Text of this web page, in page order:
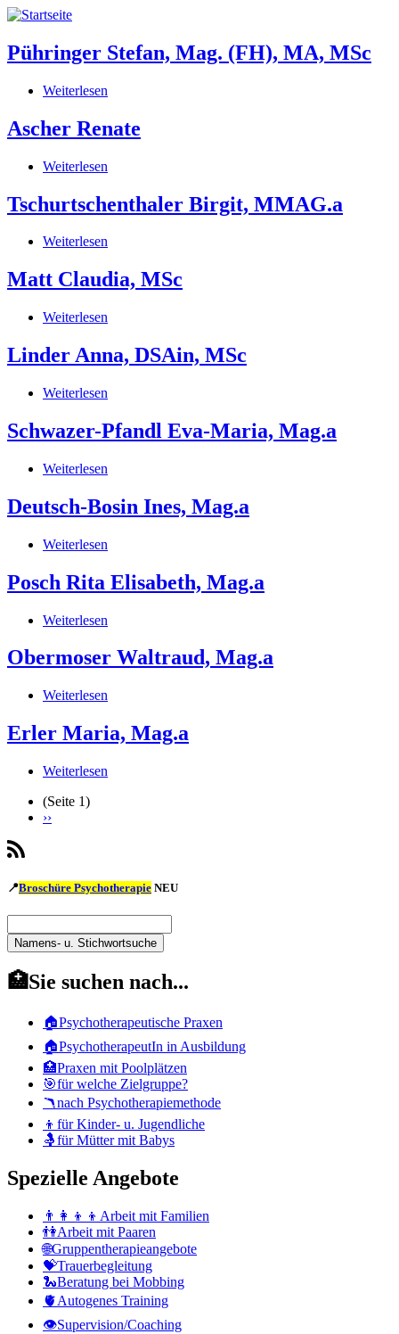
Direkt
Inhalt
Pühringer Stefan, Mag. (FH), MA, MSc
Weiterlesen
Stefan,
Mag.
Ascher Renate
Weiterlesen
Renate
Tschurtschenthaler Birgit, MMAG.a
Weiterlesen
Birgit,
MMAG.a
Matt Claudia, MSc
Weiterlesen
Claudia,
MSc
Linder Anna, DSAin, MSc
Weiterlesen
Anna,
DSAin,
Schwazer-Pfandl Eva-Maria, Mag.a
Weiterlesen
Pfandl
Eva-
Deutsch-Bosin Ines, Mag.a
Weiterlesen
Bosin
Ines,
Posch Rita Elisabeth, Mag.a
Weiterlesen
Rita
Elisabeth,
Obermoser Waltraud, Mag.a
Weiterlesen
Waltraud,
Mag.a
Erler Maria, Mag.a
Weiterlesen
Seitennummerierung
(Seite 1)
Nächste
››
u.
Jugendlichenpsychotherapie
abonnieren
📍Broschüre Psychotherapie NEU
Namens-
u.
Stichwortsuche
u.
Stichwortsuche
🏥Sie suchen nach...
🏠Psychotherapeutische Praxen
🏠PsychotherapeutIn in Ausbildung
🏥Praxen mit Poolplätzen
🎯für welche Zielgruppe?
🪃nach Psychotherapiemethode
👦für Kinder- u. Jugendliche
🤱für Mütter mit Babys
Spezielle Angebote
👨‍👩‍👦‍👦Arbeit mit Familien
👫Arbeit mit Paaren
🌐Gruppentherapieangebote
💝Trauerbegleitung
🐍Beratung bei Mobbing
🫀Autogenes Training
👁Supervision/Coaching